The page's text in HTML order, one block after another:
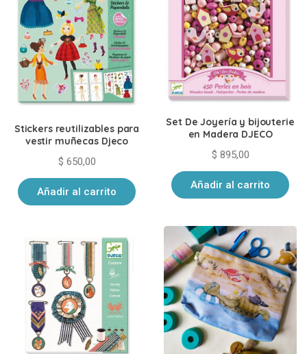
Stickers reutilizables para
vestir muñecas Djeco
$ 650,00
Añadir al carrito
Set De Joyería y bijouterie
en Madera DJECO
$ 895,00
Añadir al carrito